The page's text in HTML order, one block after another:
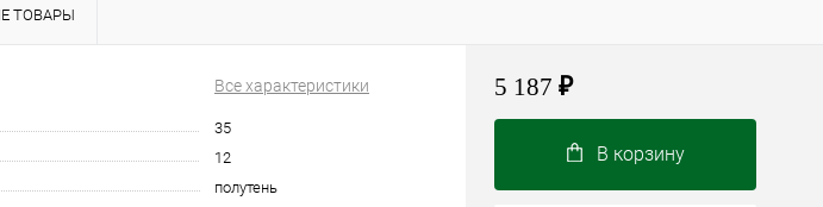
ТОВАРЫ
Все характеристики
35
12
полутень
5 187 ₽
В корзину